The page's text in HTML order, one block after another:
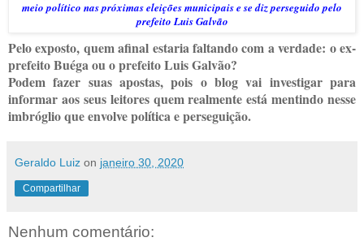
meio político nas próximas eleições municipais e se diz perseguido pelo
prefeito Luis Galvão
Pelo exposto, quem afinal estaria faltando com a verdade: o ex-
prefeito Buéga ou o prefeito Luis Galvão?
Podem fazer suas apostas, pois o blog vai investigar para
informar aos seus leitores quem realmente está mentindo nesse
imbróglio que envolve política e perseguição.
Geraldo Luiz on janeiro 30, 2020
Compartilhar
Nenhum comentário: